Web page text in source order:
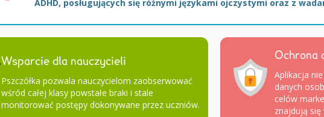
ADHD, posługujących się różnymi językami ojczystymi oraz z
Wsparcie dla nauczycieli
Pszczółka pozwala nauczycielom zaobserwować
wśród całej klasy powstałe braki i stale
monitorować postępy dokonywane przez uczniów.
Ochrona
Aplikacja
danych
celów
znajdują się